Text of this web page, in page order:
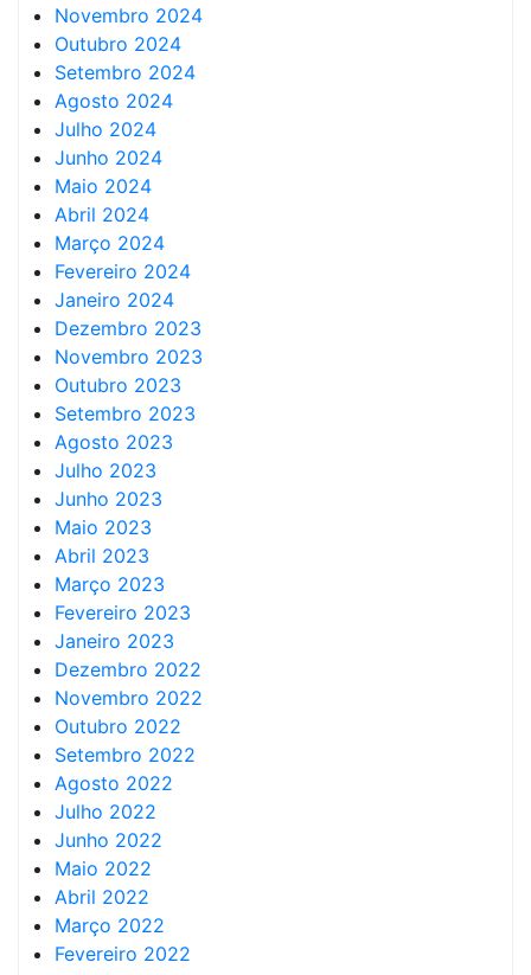
Novembro 2024
Outubro 2024
Setembro 2024
Agosto 2024
Julho 2024
Junho 2024
Maio 2024
Abril 2024
Março 2024
Fevereiro 2024
Janeiro 2024
Dezembro 2023
Novembro 2023
Outubro 2023
Setembro 2023
Agosto 2023
Julho 2023
Junho 2023
Maio 2023
Abril 2023
Março 2023
Fevereiro 2023
Janeiro 2023
Dezembro 2022
Novembro 2022
Outubro 2022
Setembro 2022
Agosto 2022
Julho 2022
Junho 2022
Maio 2022
Abril 2022
Março 2022
Fevereiro 2022